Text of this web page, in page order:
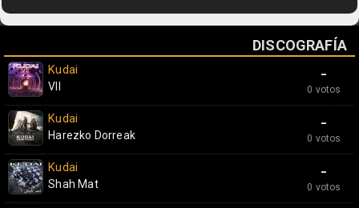
DISCOGRAFÍA
-
0 votos
Kudai
VII
-
0 votos
Kudai
Harezko Dorreak
-
0 votos
Kudai
Shah Mat